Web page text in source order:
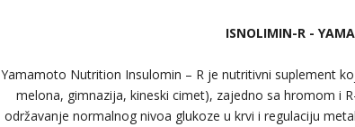
ISNOLIMIN-R -
Yamamoto Nutrition Insulomin – R je nutritivni suplement
melona, gimnazija, kineski cimet), zajedno sa hromom i
održavanje normalnog nivoa glukoze u krvi i regulaciju